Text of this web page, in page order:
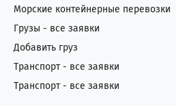
Морские контейнерные перевозки
Грузы - все заявки
Добавить груз
Транспорт - все заявки
Транспорт - все заявки